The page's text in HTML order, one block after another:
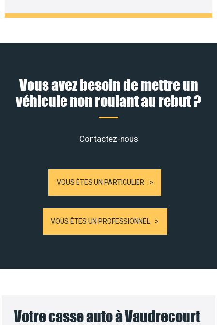
Vous avez besoin de mettre un
véhicule non roulant au rebut ?
Contactez-nous
VOUS ÊTES UN PARTICULIER
VOUS ÊTES UN PROFESSIONNEL
Votre casse auto à Vaudrecourt